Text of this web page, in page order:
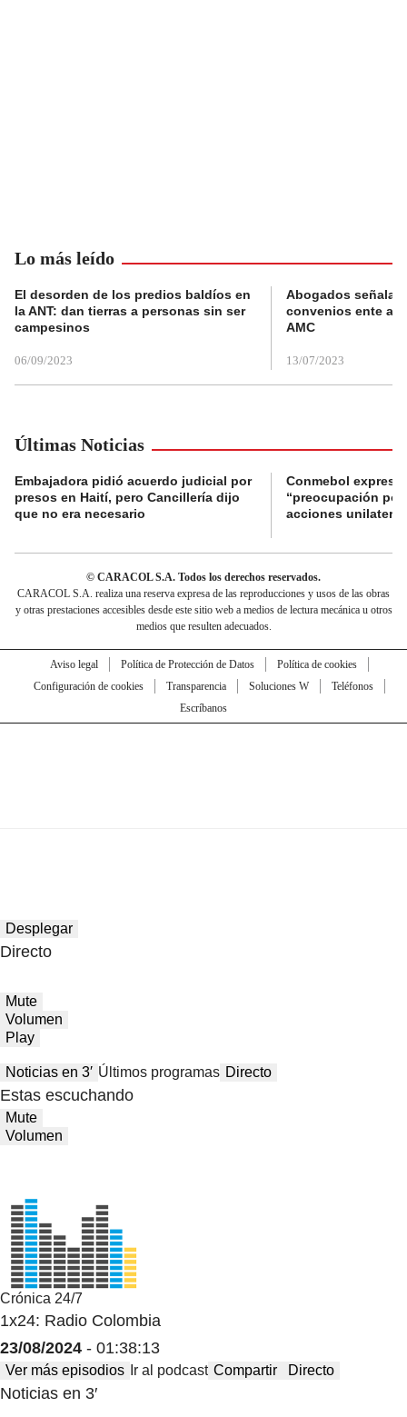
Lo más leído
El desorden de los predios baldíos en
la ANT: dan tierras a personas sin ser
campesinos
06/09/2023
Abogados
convenios ente
AMC
13/07/2023
Últimas Noticias
Embajadora pidió acuerdo judicial por
presos en Haití, pero Cancillería dijo
que no era necesario
Conmebol expresó
“preocupación
acciones
© CARACOL S.A. Todos los derechos reservados.
CARACOL S.A. realiza una reserva expresa de las reproducciones y usos de las obras
y otras prestaciones accesibles desde este sitio web a medios de lectura mecánica u otros
medios que resulten adecuados.
Aviso legal Política de Protección de Datos
Política de cookies
Configuración de cookies
Transparencia Soluciones W
Teléfonos
Escríbanos
Desplegar
Directo
Mute
Volumen
Play
Noticias en 3′ Últimos programas Directo
Estas escuchando
Mute
Volumen
Crónica 24/7
1x24: Radio Colombia
23/08/2024 - 01:38:13
Ver más episodios Ir al podcast Compartir Directo
Noticias en 3′